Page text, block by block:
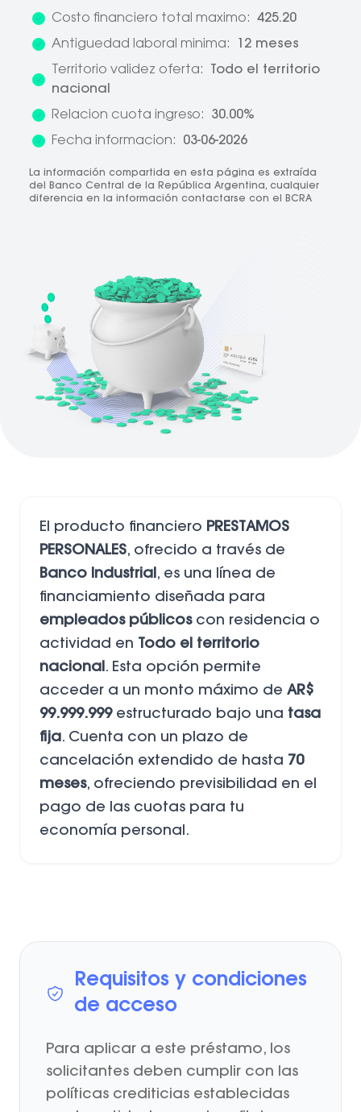
Costo financiero total maximo:
425.20
Antiguedad laboral minima:
12 meses
Territorio validez oferta:
Todo el territorio
nacional
Relacion cuota ingreso:
30.00%
Fecha informacion:
03-06-2026
La información compartida en esta página es extraída
del Banco Central de la República Argentina, cualquier
diferencia en la información contactarse con el BCRA
El producto financiero PRESTAMOS
PERSONALES, ofrecido a través de
Banco Industrial , es una línea de
financiamiento diseñada para
empleados públicoscon residencia o
actividad en
Todo el territorio
nacional . Esta opción permite
acceder a un monto máximo de AR$
99.999.999estructurado bajo una tasa
fija. Cuenta con un plazo de
cancelación extendido de hasta 70
meses, ofreciendo previsibilidad en el
pago de las cuotas para tu
economía personal.
Requisitos y condiciones
de acceso
Para aplicar a este préstamo, los
solicitantes deben cumplir con las
políticas crediticias establecidas